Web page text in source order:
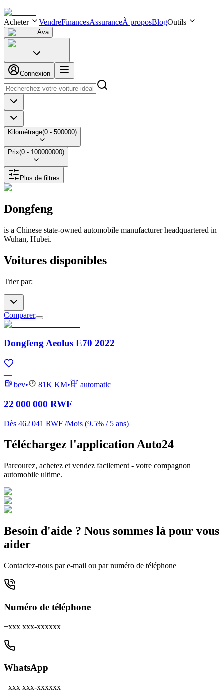
Acheter VendreFinancesAssuranceÀ proposBlogOutils
Ava
Connexion
Kilométrage(0 - 500000)
Prix(0 - 100000000)
Plus de filtres
Dongfeng
is a Chinese state-owned automobile manufacturer headquartered in
Wuhan, Hubei.
Voitures disponibles
Trier par:
Comparer
Dongfeng Aeolus E70 2022
—
bev• 81K KM• automatic
22 000 000 RWF
Dès 462 041 RWF /Mois (9.5% / 5 ans)
Téléchargez l'application Auto24
Parcourez, achetez et vendez facilement - votre compagnon
automobile ultime.
Besoin d'aide ? Nous sommes là pour vous
aider
Contactez-nous par e-mail ou par numéro de téléphone
Numéro de téléphone
+xxx xxx-xxxxxx
WhatsApp
+xxx xxx-xxxxxx